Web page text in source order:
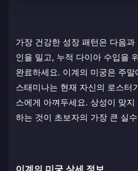
가장 건강한 성장 패턴은 다음
인을 밀고, 누적 다이아 수입을
완료하세요. 이계의 미궁은 주
스태미나는 현재 자신의 로스터
스에게 아껴두세요. 상성이 맞
하는 것이 초보자의 가장 큰 실